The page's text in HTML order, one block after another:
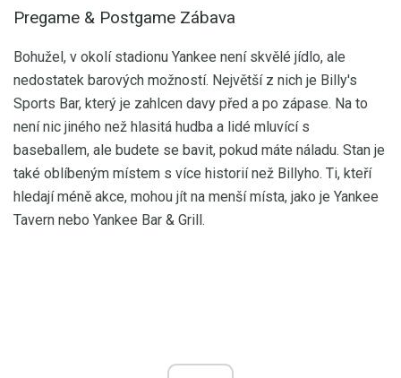
Pregame & Postgame Zábava
Bohužel, v okolí stadionu Yankee není skvělé jídlo, ale
nedostatek barových možností. Největší z nich je Billy's
Sports Bar, který je zahlcen davy před a po zápase. Na to
není nic jiného než hlasitá hudba a lidé mluvící s
baseballem, ale budete se bavit, pokud máte náladu. Stan je
také oblíbeným místem s více historií než Billyho. Ti, kteří
hledají méně akce, mohou jít na menší místa, jako je Yankee
Tavern nebo Yankee Bar & Grill.